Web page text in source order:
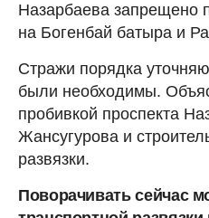
Назарбаева запрещено
на Богенбай батыра и
Стражи порядка
были необходимы.
пробивкой проспекта
Жансугурова и
развязки.
Поворачивать сейчас